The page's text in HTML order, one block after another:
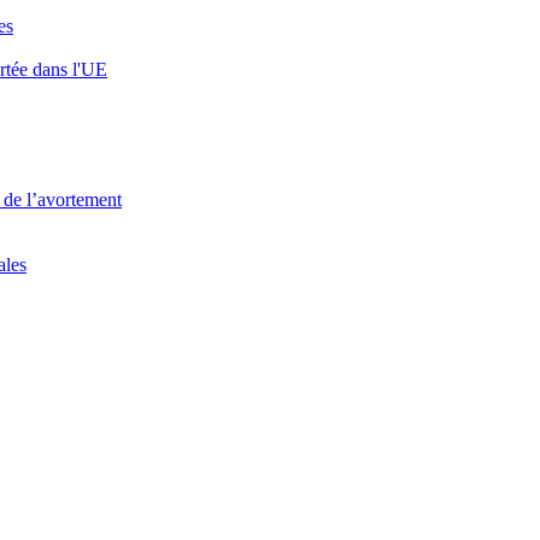
dans l'UE
l’avortement